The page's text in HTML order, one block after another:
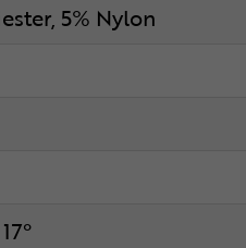
5% Nylon